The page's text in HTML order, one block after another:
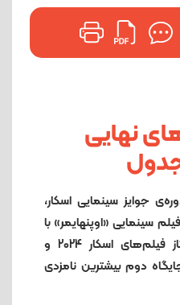
نهایی
جوایز سینمایی اسکار،
سینمایی «اوپنهایمر» با
نامزدی در 13 شاخه، پیشتاز فیلم‌های اسکار 2024 و
نامزدی در جایگاه دوم بیشترین نامزدی